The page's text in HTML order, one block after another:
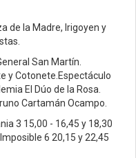
de la Madre, Irigoyen y
San Martín.
y Cotonete.Espectáculo
El Dúo de la Rosa.
Cartamán Ocampo.
3 15,00 - 16,45 y 18,30
6 20,15 y 22,45